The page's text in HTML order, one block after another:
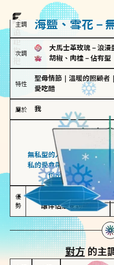
主調 海鹽、雪花－
次調
大馬士革玫瑰 － 浪漫
胡椒、肉桂 － 佔有型
特性
聖母情節 溫暖的照顧者
愛吃醋
屬於 我
無
海鹽
無私型的人傾向用心呵護、
私的愛會帶來緊密的關係連
付出中迷失自我，忽
優
勢
讓伴侶感受到關懷
對方的主